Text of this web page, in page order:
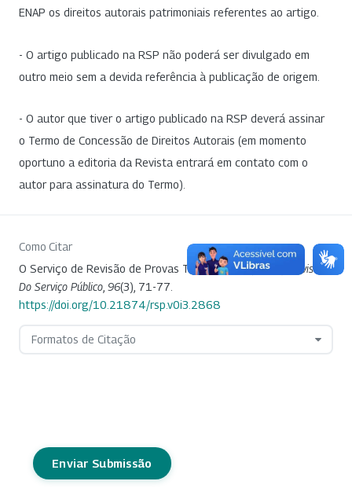
ENAP os direitos autorais patrimoniais referentes ao artigo.
- O artigo publicado na RSP não poderá ser divulgado em
outro meio sem a devida referência à publicação de origem.
- O autor que tiver o artigo publicado na RSP deverá assinar
o Termo de Concessão de Direitos Autorais (em momento
oportuno a editoria da Revista entrará em contato com o
autor para assinatura do Termo).
Como Citar
O Serviço de Revisão de Provas Tipograficas. (2017).
Revista
Do Serviço Público, 96(3), 71-77.
https://doi.org/10.21874/rsp.v0i3.2868
Formatos de Citação
Enviar Submissão